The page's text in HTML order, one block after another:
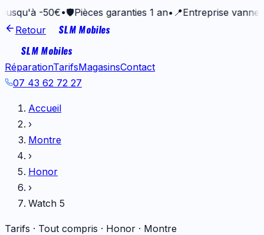
-50€•🛡️Pièces garanties 1 an•📍Entreprise vannetaise
Retour
SLM Mobiles
SLM Mobiles
RéparationTarifsMagasinsContact
07 43 62 72 27
Accueil
›
Montre
›
Honor
›
Watch 5
Tarifs · Tout compris · Honor · Montre